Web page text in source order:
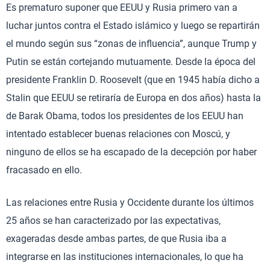
Es prematuro suponer que EEUU y Rusia primero van a
luchar juntos contra el Estado islámico y luego se repartirán
el mundo según sus “zonas de influencia”, aunque Trump y
Putin se están cortejando mutuamente. Desde la época del
presidente Franklin D. Roosevelt (que en 1945 había dicho a
Stalin que EEUU se retiraría de Europa en dos años) hasta la
de Barak Obama, todos los presidentes de los EEUU han
intentado establecer buenas relaciones con Moscú, y
ninguno de ellos se ha escapado de la decepción por haber
fracasado en ello.
Las relaciones entre Rusia y Occidente durante los últimos
25 años se han caracterizado por las expectativas,
exageradas desde ambas partes, de que Rusia iba a
integrarse en las instituciones internacionales, lo que ha